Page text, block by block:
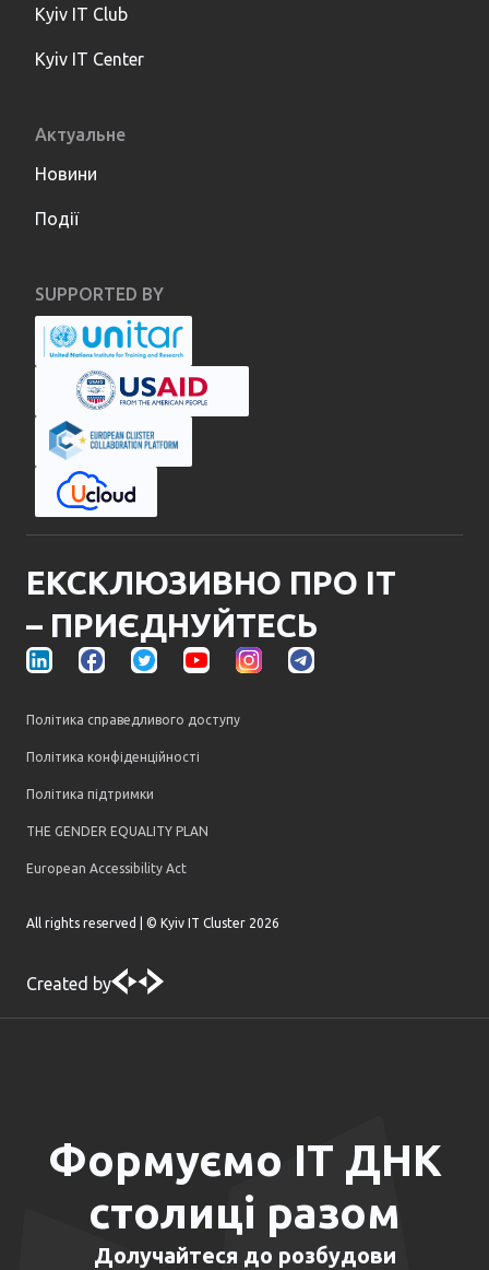
Kyiv IT Club
Kyiv IT Center
Актуальне
Новини
Події
SUPPORTED BY
ЕКСКЛЮЗИВНО ПРО ІТ
– ПРИЄДНУЙТЕСЬ
Політика справедливого доступу
Політика конфіденційності
Політика підтримки
THE GENDER EQUALITY PLAN
European Accessibility Act
All rights reserved | © Kyiv IT Cluster 2026
Created by
Формуємо ІТ ДНК
столиці разом
Долучайтеся до розбудови